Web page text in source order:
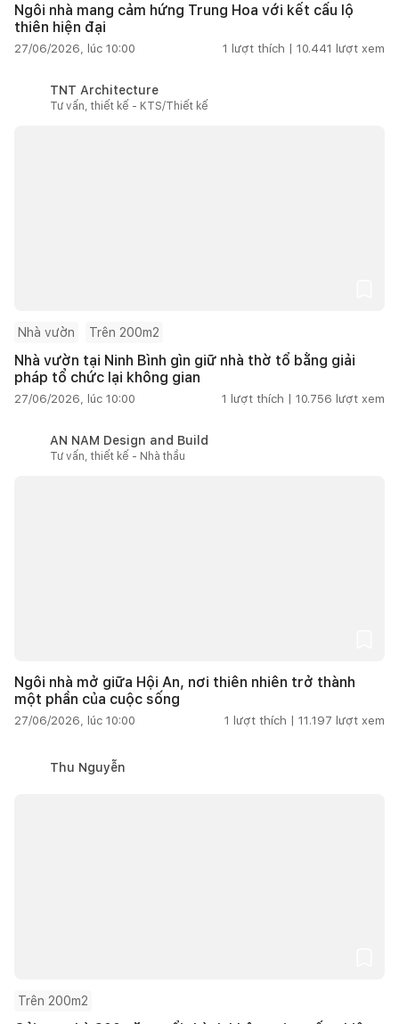
Ngôi nhà mang cảm hứng Trung Hoa với kết cấu lộ
thiên hiện đại
27/06/2026, lúc 10:00 1 lượt thích | 10.441 lượt xem
TNT Architecture
Tư vấn, thiết kế - KTS/Thiết kế
Nhà vườn Trên 200m2
Nhà vườn tại Ninh Bình gìn giữ nhà thờ tổ bằng giải
pháp tổ chức lại không gian
27/06/2026, lúc 10:00 1 lượt thích | 10.756 lượt xem
AN NAM Design and Build
Tư vấn, thiết kế - Nhà thầu
Ngôi nhà mở giữa Hội An, nơi thiên nhiên trở thành
một phần của cuộc sống
27/06/2026, lúc 10:00 1 lượt thích | 11.197 lượt xem
Thu Nguyễn
Trên 200m2